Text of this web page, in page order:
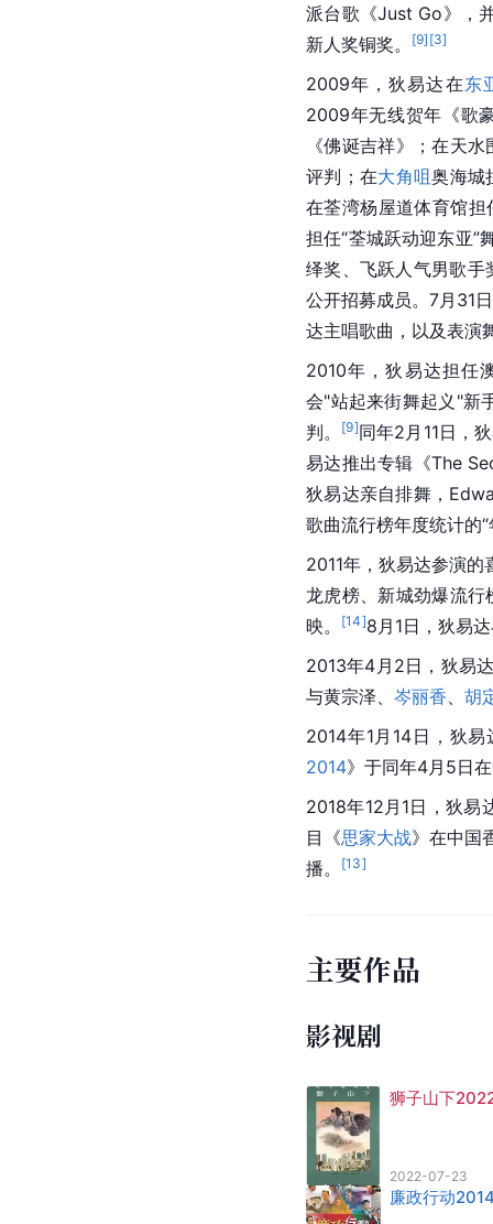
派台歌《Just Go》，
新人奖铜奖。
[9] [3]
2009年，狄易达在东
2009年无线贺年《歌
《佛诞吉祥》；在天
评判；在大角咀奥海城
在荃湾杨屋道体育馆担
担任“荃城跃动迎东亚”
绎奖、飞跃人气男歌手
公开招募成员。7月31
达主唱歌曲，以及表演
2010年，狄易达担任
会"站起来街舞起义"新
判。
[9]同年2月11日，
易达推出专辑《The
狄易达亲自排舞，
歌曲流行榜年度统计的
2011年，狄易达参演的
龙虎榜、新城劲爆流
映。
[14]8月1日，狄易
2013年4月2日，狄易
与黄宗泽、 岑丽香
胡
2014年1月14日，狄
2014》于同年4月5日
2018年12月1日，狄易
目《思家大战》在中国
播。
[13]
主要作品
影视剧
狮子山下
2022-07-23
廉政行动